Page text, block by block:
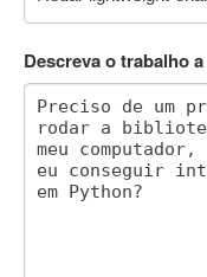
Descreva o trabalho